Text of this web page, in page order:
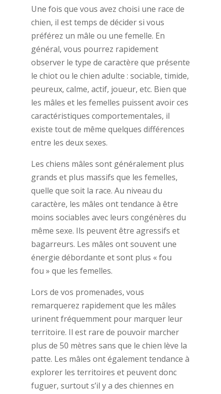
Une fois que vous avez choisi une race de
chien, il est temps de décider si vous
préférez un mâle ou une femelle. En
général, vous pourrez rapidement
observer le type de caractère que présente
le chiot ou le chien adulte : sociable, timide,
peureux, calme, actif, joueur, etc. Bien que
les mâles et les femelles puissent avoir ces
caractéristiques comportementales, il
existe tout de même quelques différences
entre les deux sexes.
Les chiens mâles sont généralement plus
grands et plus massifs que les femelles,
quelle que soit la race. Au niveau du
caractère, les mâles ont tendance à être
moins sociables avec leurs congénères du
même sexe. Ils peuvent être agressifs et
bagarreurs. Les mâles ont souvent une
énergie débordante et sont plus « fou
fou » que les femelles.
Lors de vos promenades, vous
remarquerez rapidement que les mâles
urinent fréquemment pour marquer leur
territoire. Il est rare de pouvoir marcher
plus de 50 mètres sans que le chien lève la
patte. Les mâles ont également tendance à
explorer les territoires et peuvent donc
fuguer, surtout s’il y a des chiennes en